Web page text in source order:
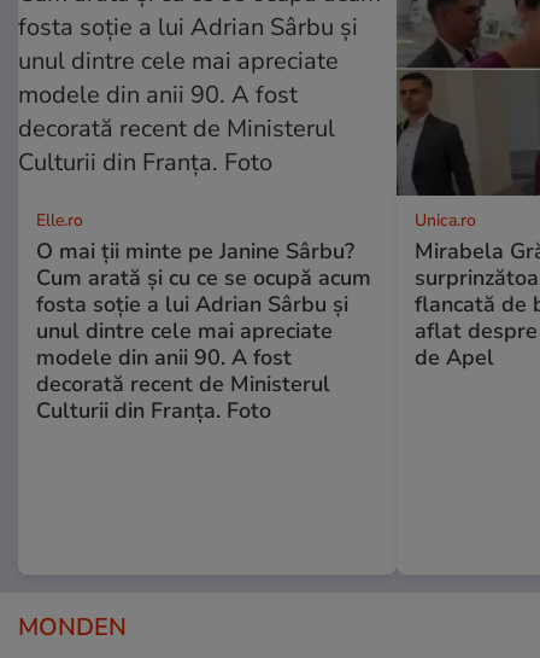
Elle.ro
O mai ții minte pe Janine Sârbu?
Cum arată și cu ce se ocupă acum
fosta soție a lui Adrian Sârbu și
unul dintre cele mai apreciate
modele din anii 90. A fost
decorată recent de Ministerul
Culturii din Franța. Foto
Unica.ro
Mirabela
flancată de
aflat
de Apel
MONDEN